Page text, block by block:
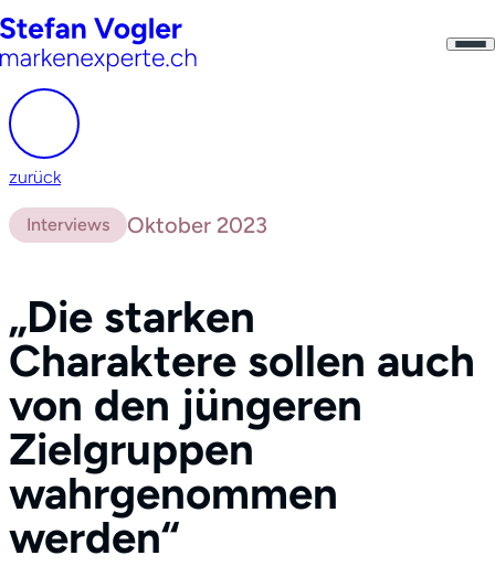
zurück
Interviews Oktober 2023
„Die starken
Charaktere sollen auch
von den jüngeren
Zielgruppen
wahrgenommen
werden“